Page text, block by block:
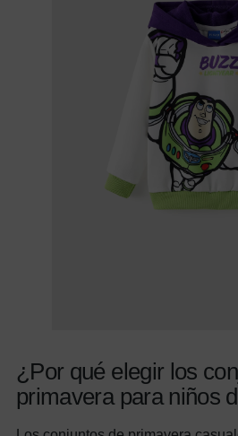
¿Por qué elegir los
primavera para niños